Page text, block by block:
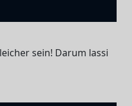
sein! Darum lassi